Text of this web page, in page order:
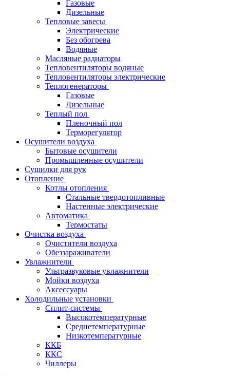
Газовые
Дизельные
Тепловые завесы
Электрические
Без обогрева
Водяные
Масляные радиаторы
Тепловентиляторы водяные
Тепловентиляторы электрические
Теплогенераторы
Газовые
Дизельные
Теплый пол
Пленочный пол
Терморегулятор
Осушители воздуха
Бытовые осушители
Промышленные осушители
Сушилки для рук
Отопление
Котлы отопления
Стальные твердотопливные
Настенные электрические
Автоматика
Термостаты
Очистка воздуха
Очистители воздуха
Обеззараживатели
Увлажнители
Ультразвуковые увлажнители
Мойки воздуха
Аксессуары
Холодильные установки
Сплит-системы
Высокотемпературные
Среднетемпературные
Низкотемпературные
ККБ
ККС
Чиллеры